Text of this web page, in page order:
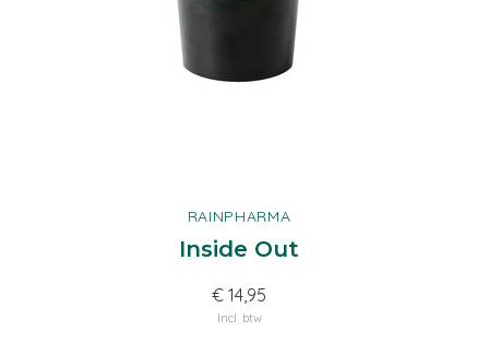
RAINPHARMA
Inside Out
€ 14,95
Incl. btw